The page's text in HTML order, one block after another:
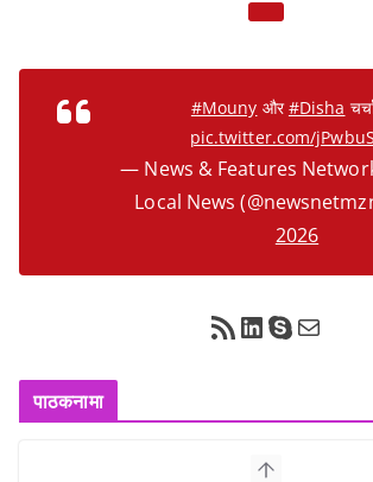
#Mouny और#Disha
pic.twitter.com/
— News & Features
Local News
2026
RSS Feed LinkedIn Skype Mail
पाठकनामा